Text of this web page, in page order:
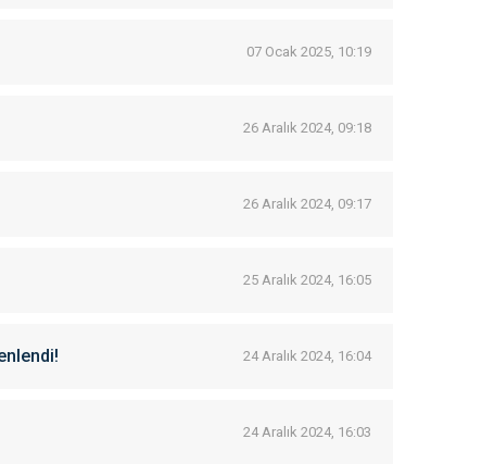
07 Ocak 2025, 10:19
26 Aralık 2024, 09:18
26 Aralık 2024, 09:17
25 Aralık 2024, 16:05
24 Aralık 2024, 16:04
24 Aralık 2024, 16:03